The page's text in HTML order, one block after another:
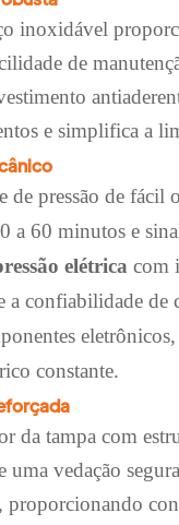
inoxidável
de
e simplifica a
de pressão de fácil
a 60 minutos e
elétrica com
a confiabilidade de
constante.
da tampa com
uma vedação
proporcionando